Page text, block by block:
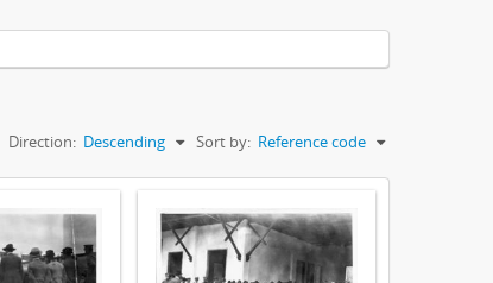
Sort by: Reference code
Direction: Descending